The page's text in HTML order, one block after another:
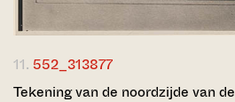
11. 552_313877
Tekening van de noordzijde van de